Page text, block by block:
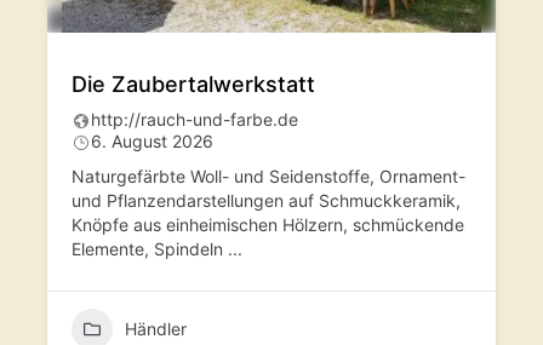
Die Zaubertalwerkstatt
http://rauch-und-farbe.de
6. August 2026
Naturgefärbte Woll- und Seidenstoffe, Ornament-
und Pflanzendarstellungen auf Schmuckkeramik,
Knöpfe aus einheimischen Hölzern, schmückende
Elemente, Spindeln ...
Händler